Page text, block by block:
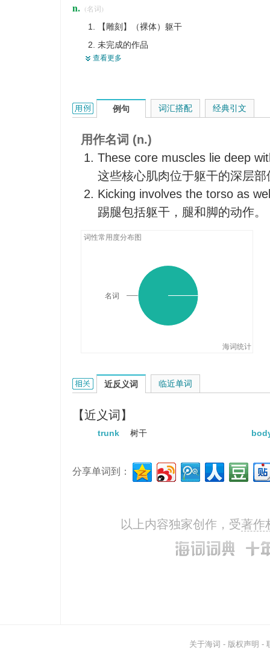
n. (名词)
【雕刻】（裸体）躯干
未完成的作品
（裸体）躯干雕像
身躯
扭曲形
扭曲螺旋形
查看更多
torso的用法和样例：
例句
用作名词 (n.)
These core muscles lie deep
这些核心肌肉位于躯干的深层部
Kicking involves the torso as
踢腿包括躯干，腿和脚的动作。
词性常用度分布图
海词统计
名词
词汇搭配 经典引文
torso的相关资料：
近反义词
【近义词】
trunk 树干
临近单词
分享单词到：
以上内容独家创作，受著作
关于海词 - 版权声明 -